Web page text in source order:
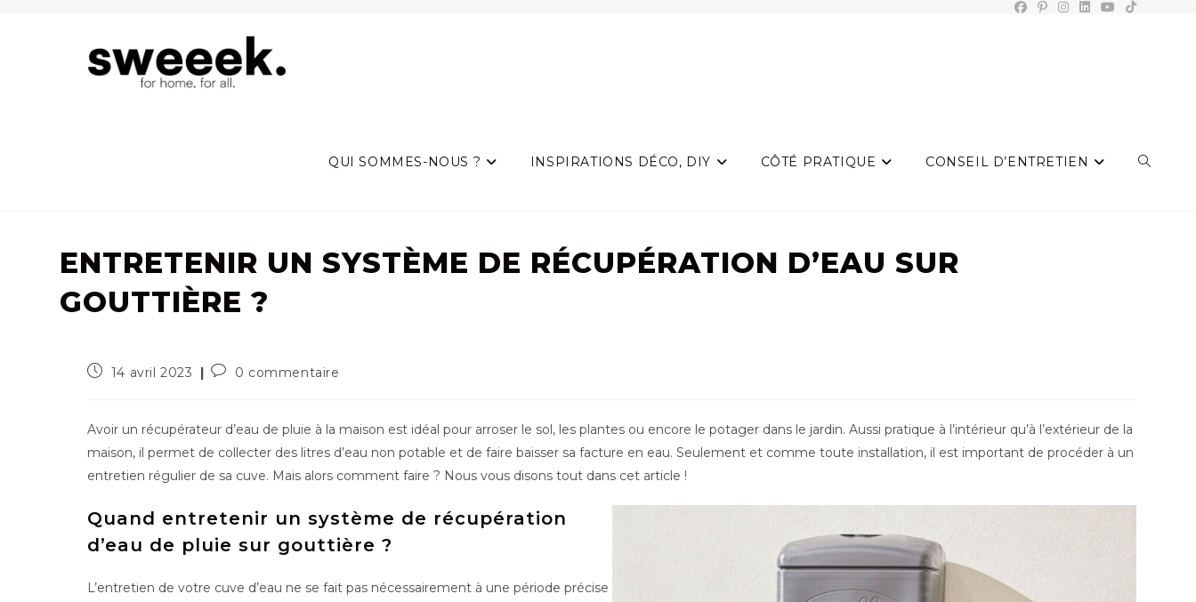
QUI SOMMES-NOUS ? INSPIRATIONS DÉCO, DIY CÔTÉ PRATIQUE CONSEIL D’ENTRETIEN TOGGLE
ENTRETENIR UN SYSTÈME DE RÉCUPÉRATION D’EAU SUR
GOUTTIÈRE ?
Publication
14 avril 2023
Commentaires
publication :
0 commentaire
Avoir un récupérateur d’eau de pluie à la maison est idéal pour arroser le sol, les plantes ou encore le potager dans le jardin. Aussi pratique à l’intérieur qu’à l’extérieur de la
maison, il permet de collecter des litres d’eau non potable et de faire baisser sa facture en eau. Seulement et comme toute installation, il est important de procéder à un
entretien régulier de sa cuve. Mais alors comment faire ? Nous vous disons tout dans cet article !
Quand entretenir un système de récupération
d’eau de pluie sur gouttière ?
L’entretien de votre cuve d’eau ne se fait pas nécessairement à une période précise